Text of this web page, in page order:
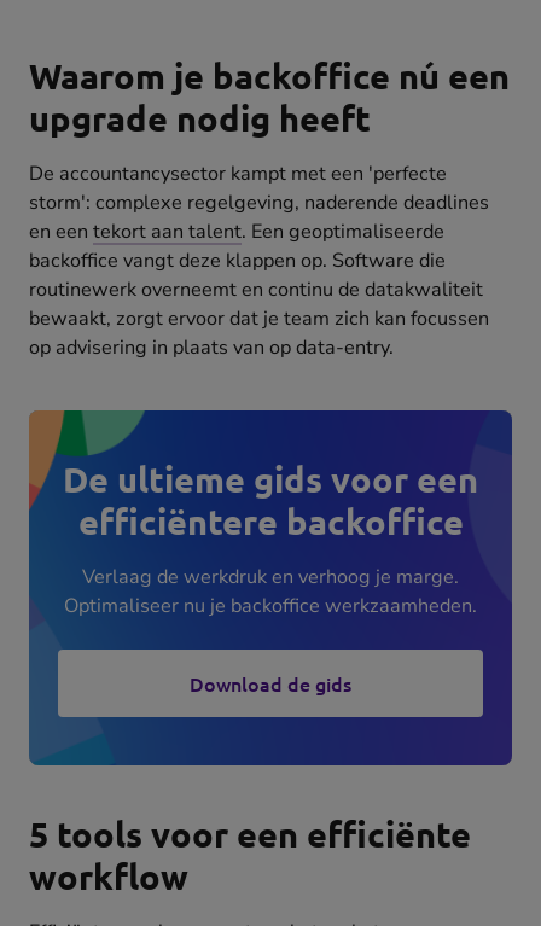
Waarom je backoffice nú een
upgrade nodig heeft
De accountancysector kampt met een 'perfecte
storm': complexe regelgeving, naderende deadlines
en een tekort aan talent. Een geoptimaliseerde
backoffice vangt deze klappen op. Software die
routinewerk overneemt en continu de datakwaliteit
bewaakt, zorgt ervoor dat je team zich kan focussen
op advisering in plaats van op data-entry.
De ultieme gids voor een
efficiëntere backoffice
Verlaag de werkdruk en verhoog je marge.
Optimaliseer nu je backoffice werkzaamheden.
Download de gids
5 tools voor een efficiënte
workflow